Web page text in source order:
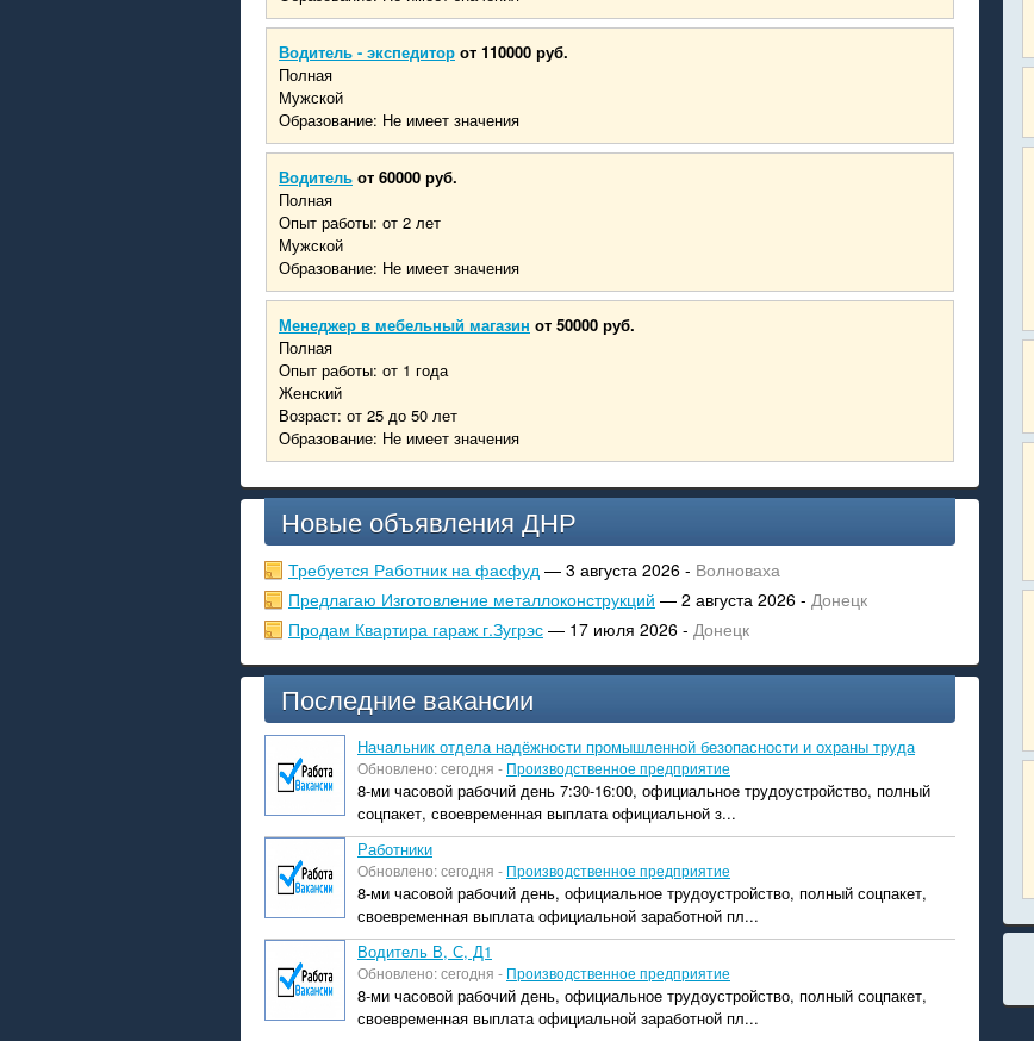
Водитель - экспедитор от 110000 руб.
Полная
Мужской
Образование: Не имеет значения
Водитель от 60000 руб.
Полная
Опыт работы: от 2 лет
Мужской
Образование: Не имеет значения
Менеджер в мебельный магазин от 50000 руб.
Полная
Опыт работы: от 1 года
Женский
Возраст: от 25 до 50 лет
Образование: Не имеет значения
Новые объявления ДНР
Требуется Работник на фасфуд — 3 августа 2026 - Волноваха
Предлагаю Изготовление металлоконструкций — 2 августа 2026 - Донецк
Продам Квартира гараж г.Зугрэс — 17 июля 2026 - Донецк
Последние вакансии
Начальник отдела надёжности промышленной безопасности и охраны труда
Обновлено: сегодня - Производственное предприятие
8-ми часовой рабочий день 7:30-16:00, официальное трудоустройство, полный
соцпакет, своевременная выплата официальной з...
Работники
Обновлено: сегодня - Производственное предприятие
8-ми часовой рабочий день, официальное трудоустройство, полный соцпакет,
своевременная выплата официальной заработной пл...
Водитель В, С, Д1
Обновлено: сегодня - Производственное предприятие
8-ми часовой рабочий день, официальное трудоустройство, полный соцпакет,
своевременная выплата официальной заработной пл...